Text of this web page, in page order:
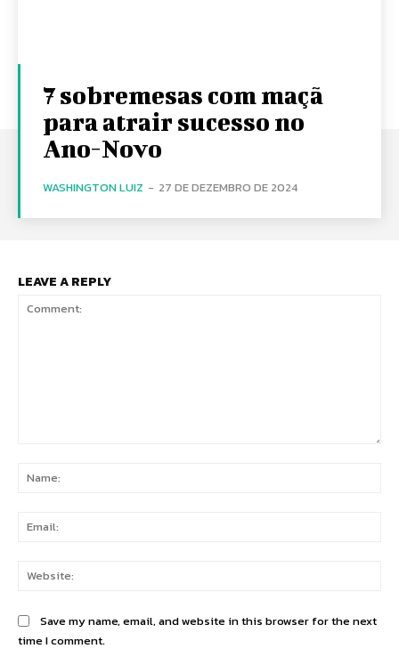
7 sobremesas com maçã
para atrair sucesso no
Ano-Novo
WASHINGTON LUIZ - 27 DE DEZEMBRO DE 2024
LEAVE A REPLY
Save my name, email, and website in this browser for the next
time I comment.